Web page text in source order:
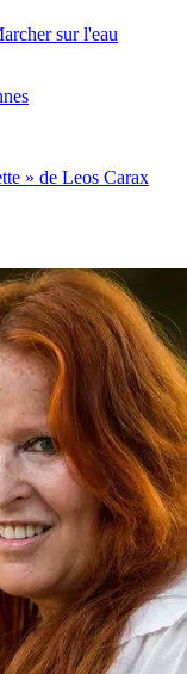
sur l'eau
» de Leos Carax